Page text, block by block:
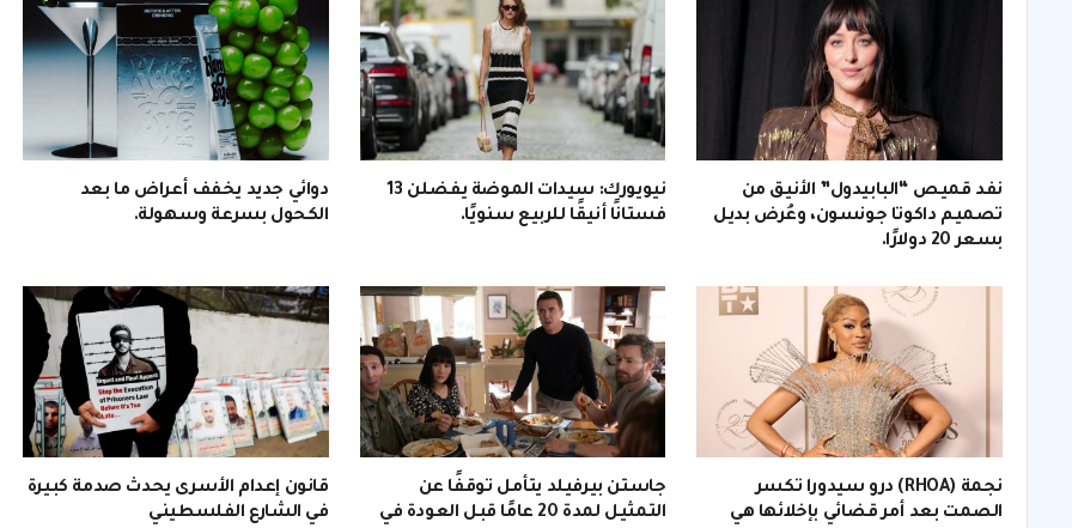
نفد قميص “البابيدول” الأنيق من
تصميم داكوتا جونسون، وعُرض بديل
بسعر 20 دولارًا.
نيويورك: سيدات الموضة يفضلن 13
فستانًا أنيقًا للربيع سنويًا.
دوائي جديد يخفف أعراض ما بعد
الكحول بسرعة وسهولة.
نجمة (RHOA) درو سيدورا تكسر
الصمت بعد أمر قضائي بإخلائها هي
جاستن بيرفيلد يتأمل توقفًا عن
التمثيل لمدة 20 عامًا قبل العودة في
قانون إعدام الأسرى يحدث صدمة كبيرة
في الشارع الفلسطيني